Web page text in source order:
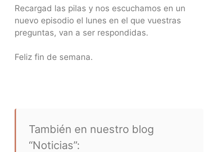
Recargad las pilas y nos escuchamos en un
nuevo episodio el lunes en el que vuestras
preguntas, van a ser respondidas.
Feliz fin de semana.
También en nuestro blog
“Noticias”: